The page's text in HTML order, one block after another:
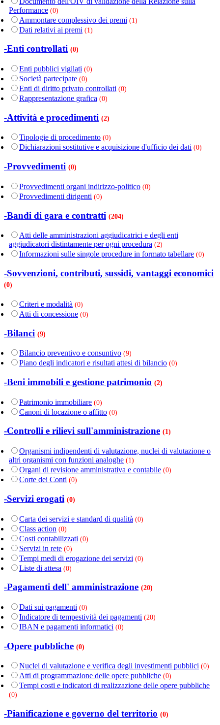
Performance (0)
Ammontare complessivo dei premi (1)
Dati relativi ai premi (1)
-Enti controllati (0)
Enti pubblici vigilati (0)
Società partecipate (0)
Enti di diritto privato controllati (0)
Rappresentazione grafica (0)
-Attività e procedimenti (2)
Tipologie di procedimento (0)
Dichiarazioni sostitutive e acquisizione d'ufficio dei dati (0)
-Provvedimenti (0)
Provvedimenti organi indirizzo-politico (0)
Provvedimenti dirigenti (0)
-Bandi di gara e contratti (204)
Atti delle amministrazioni aggiudicatrici e degli enti
aggiudicatori distintamente per ogni procedura (2)
Informazioni sulle singole procedure in formato tabellare (0)
-Sovvenzioni, contributi, sussidi, vantaggi economici
(0)
Criteri e modalità (0)
Atti di concessione (0)
-Bilanci (9)
Bilancio preventivo e consuntivo (9)
Piano degli indicatori e risultati attesi di bilancio (0)
-Beni immobili e gestione patrimonio (2)
Patrimonio immobiliare (0)
Canoni di locazione o affitto (0)
-Controlli e rilievi sull'amministrazione (1)
Organismi indipendenti di valutazione, nuclei di valutazione o
altri organismi con funzioni analoghe (1)
Organi di revisione amministrativa e contabile (0)
Corte dei Conti (0)
-Servizi erogati (0)
Carta dei servizi e standard di qualità (0)
Class action (0)
Costi contabilizzati (0)
Servizi in rete (0)
Tempi medi di erogazione dei servizi (0)
Liste di attesa (0)
-Pagamenti dell' amministrazione (20)
Dati sui pagamenti (0)
Indicatore di tempestività dei pagamenti (20)
IBAN e pagamenti informatici (0)
-Opere pubbliche (0)
Nuclei di valutazione e verifica degli investimenti pubblici (0)
Atti di programmazione delle opere pubbliche (0)
Tempi costi e indicatori di realizzazione delle opere pubbliche
(0)
-Pianificazione e governo del territorio (0)